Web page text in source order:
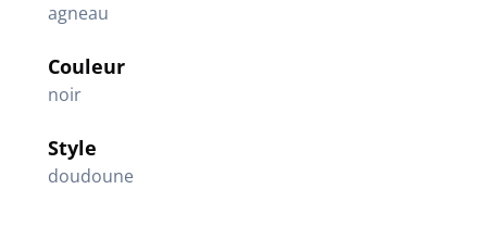
agneau
Couleur
noir
Style
doudoune